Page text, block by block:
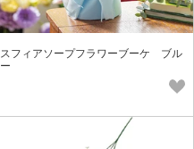
スフィアソープフラワーブーケ ブル
ー